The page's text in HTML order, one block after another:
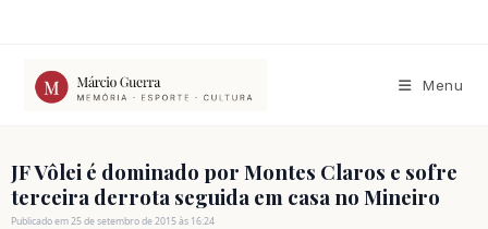
conteúdo
Menu
JF Vôlei é dominado por Montes Claros e sofre
terceira derrota seguida em casa no Mineiro
Publicado em 25 de setembro de 2015 às 16:24